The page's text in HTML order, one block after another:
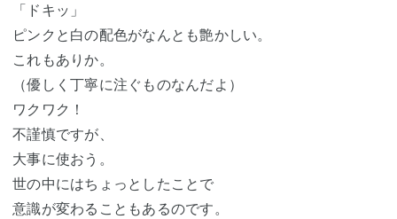
「ドキッ」
ピンクと白の配色がなんとも艶かしい。
これもありか。
（優しく丁寧に注ぐものなんだよ）
ワクワク！
不謹慎ですが、
大事に使おう。
世の中にはちょっとしたことで
意識が変わることもあるのです。